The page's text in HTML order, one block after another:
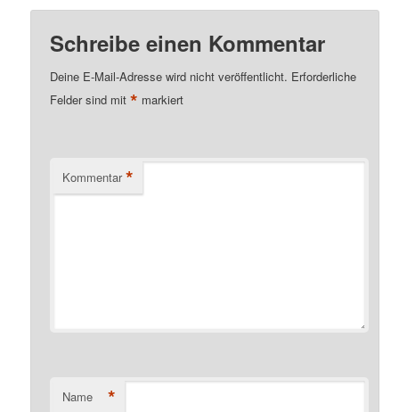
Schreibe einen Kommentar
Deine E-Mail-Adresse wird nicht veröffentlicht. Erforderliche
Felder sind mit* markiert
Kommentar *
Name *